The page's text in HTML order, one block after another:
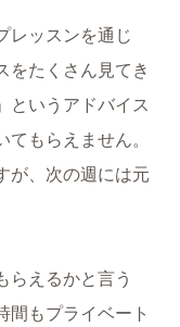
レッスンを通じ
をたくさん見てき
というアドバイス
もらえません。
が、次の週には元
らえるかと言う
間もプライベート